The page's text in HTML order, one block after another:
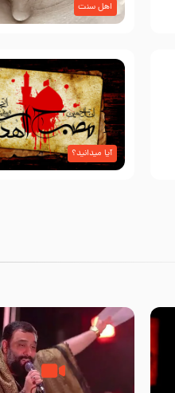
اهل سنت
آیا میدانید؟